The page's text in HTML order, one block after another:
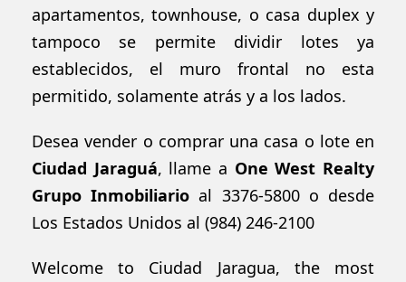
apartamentos, townhouse, o casa duplex y
tampoco se permite dividir lotes ya
establecidos, el muro frontal no esta
permitido, solamente atrás y a los lados.
Desea vender o comprar una casa o lote en
Ciudad Jaraguá, llame a One West Realty
Grupo Inmobiliario al 3376-5800o desde
Los Estados Unidos al (984) 246-2100
Welcome to Ciudad Jaragua, the most